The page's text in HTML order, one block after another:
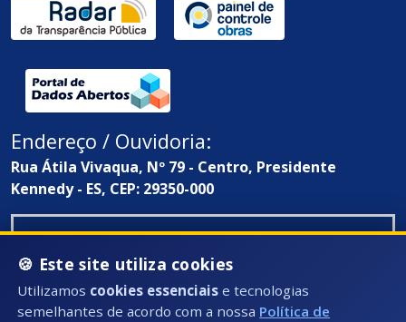
Endereço / Ouvidoria:
Rua Átila Vivaqua, Nº 79 - Centro, Presidente
Kennedy - ES, CEP: 29350-000
🍪 Este site utiliza cookies
Utilizamos cookies essenciais e tecnologias
semelhantes de acordo com a nossa Política de